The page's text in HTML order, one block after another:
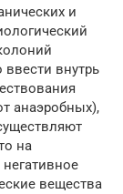
и
внутрь
анаэробных),
на
вещества